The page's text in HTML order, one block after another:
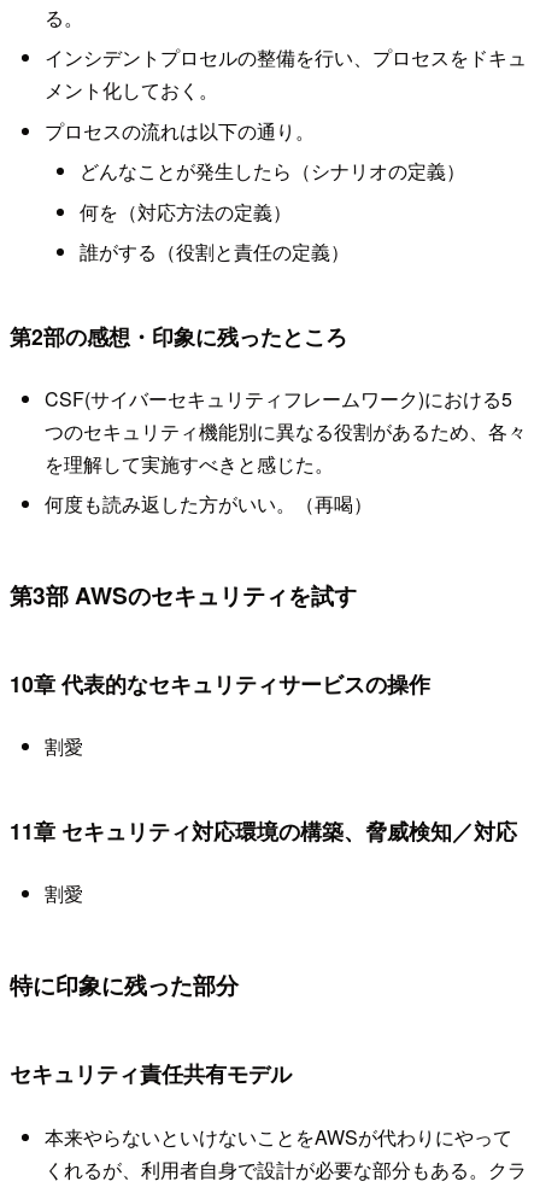
る。
インシデントプロセルの整備を行い、プロセスをドキュ
メント化しておく。
プロセスの流れは以下の通り。
どんなことが発生したら（シナリオの定義）
何を（対応方法の定義）
誰がする（役割と責任の定義）
第2部の感想・印象に残ったところ
CSF(サイバーセキュリティフレームワーク)における5
つのセキュリティ機能別に異なる役割があるため、各々
を理解して実施すべきと感じた。
何度も読み返した方がいい。（再喝）
第3部 AWSのセキュリティを試す
10章 代表的なセキュリティサービスの操作
割愛
11章 セキュリティ対応環境の構築、脅威検知／対応
割愛
特に印象に残った部分
セキュリティ責任共有モデル
本来やらないといけないことをAWSが代わりにやって
くれるが、利用者自身で設計が必要な部分もある。クラ